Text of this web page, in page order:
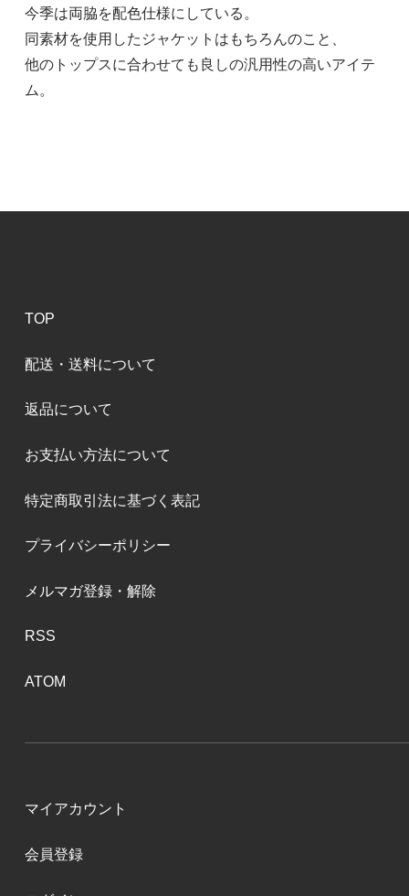
今季は両脇を配色仕様にしている。
同素材を使用したジャケットはもちろんのこと、
他のトップスに合わせても良しの汎用性の高いアイテ
ム。
SOLD OUT
NAVY / 3
TOP
配送・送料について
返品について
お支払い方法について
特定商取引法に基づく表記
プライバシーポリシー
メルマガ登録・解除
RSS
ATOM
マイアカウント
会員登録